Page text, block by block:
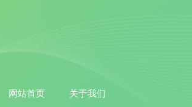
网站首页 关于我们